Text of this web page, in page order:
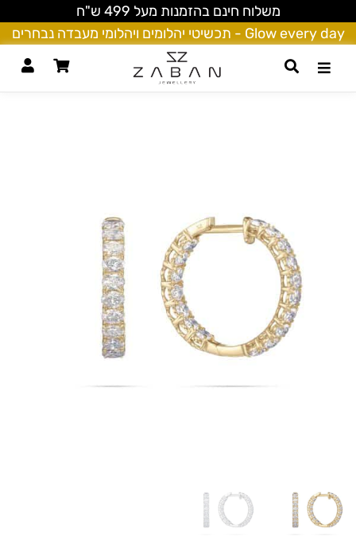
משלוח חינם בהזמנות מעל 499 ש"ח
Glow every day - תכשיטי יהלומים ויהלומי מעבדה נבחרים